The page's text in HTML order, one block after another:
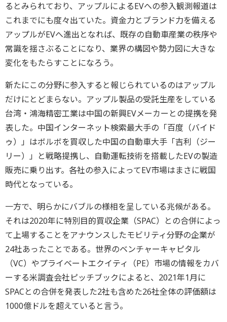
るとみられており、アップルによるEVへの参入観測報道は
これまでにも度々出ていた。資金力とブランド力を備える
アップルがEVへ進出となれば、既存の自動車産業の秩序や
常識を揺さぶることになり、業界の構図や勢力図に大きな
変化をもたらすことになろう。
新たにこの分野に参入すると報じられているのはアップル
だけにとどまらない。アップル製品の受託生産をしている
台湾・鴻海精密工業は中国の新興EVメーカーとの提携を発
表した。中国インターネット検索最大手の「百度（バイド
ゥ）」はボルボを買収した中国の自動車大手「吉利（ジー
リー）」と戦略提携し、自動運転技術を搭載したEVの製造
販売に乗り出す。各社の参入によってEV市場はまさに戦国
時代となっている。
一方で、明らかにバブルの様相を呈している兆候がある。
それは2020年に特別目的買収企業（SPAC）との合併によっ
て上場することをアナウンスしたモビリティ分野の企業が
24社あったことである。世界のベンチャーキャピタル
（VC）やプライベートエクイティ（PE）市場の情報をカバ
ーする米調査会社ピッチブックによると、2021年1月に
SPACとの合併を発表した2社も含めた26社全体の評価額は
1000億ドルを超えていると言う。